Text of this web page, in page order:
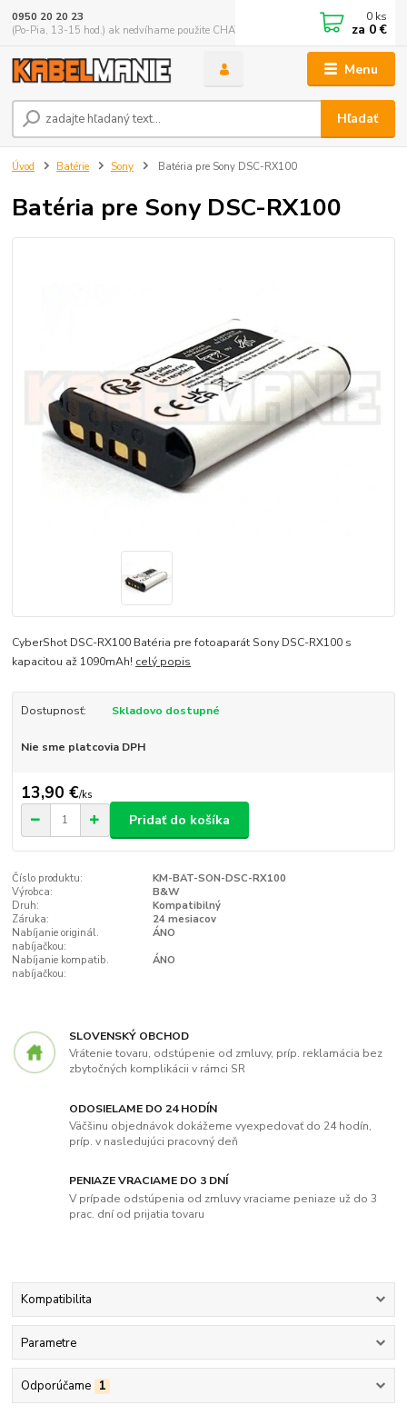
Menu
Hľadať
0950 20 20 23
(Po-Pia, 13-15 hod.) ak nedvíhame použite CHATBOX
0 ks
za 0 €
Úvod Batérie Sony Batéria pre Sony DSC-RX100
Batéria pre Sony DSC-RX100
CyberShot DSC-RX100 Batéria pre fotoaparát Sony DSC-RX100 s
kapacitou až 1090mAh! celý popis
Dostupnosť: Skladovo dostupné
Nie sme platcovia DPH
13,90 €/ks
Pridať do košíka
Číslo produktu:
KM-BAT-SON-DSC-RX100
Výrobca:
B&W
Druh:
Kompatibilný
Záruka:
24 mesiacov
Nabíjanie originál.
nabíjačkou:
ÁNO
Nabíjanie kompatib.
nabíjačkou:
ÁNO
SLOVENSKÝ OBCHOD
Vrátenie tovaru, odstúpenie od zmluvy, príp. reklamácia bez
zbytočných komplikácii v rámci SR
ODOSIELAME DO 24 HODÍN
Väčšinu objednávok dokážeme vyexpedovať do 24 hodín,
príp. v nasledujúci pracovný deň
PENIAZE VRACIAME DO 3 DNÍ
V prípade odstúpenia od zmluvy vraciame peniaze už do 3
prac. dní od prijatia tovaru
Kompatibilita
Parametre
Odporúčame 1